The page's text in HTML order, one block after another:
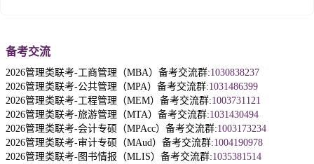
备考交流
2026管理类联考-工商管理（MBA）备考交流群:1030838237
2026管理类联考-公共管理（MPA）备考交流群:1031486399
2026管理类联考-工程管理（MEM）备考交流群:1003731121
2026管理类联考-旅游管理（MTA）备考交流群:1031430494
2026管理类联考-会计专硕（MPAcc）备考交流群:1003173234
2026管理类联考-审计专硕（MAud）备考交流群:1004190978
2026管理类联考-图书情报（MLIS）备考交流群:1035381514